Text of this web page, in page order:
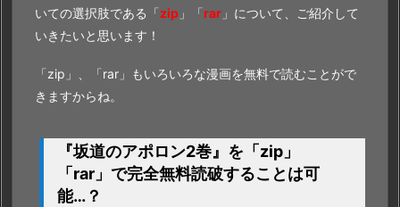
いての選択肢である「zip 」「rar 」について、ご紹介して
いきたいと思います！
「zip」、「rar」もいろいろな漫画を無料で読むことがで
きますからね。
『坂道のアポロン2巻』を「zip」
「rar」で完全無料読破することは可
能…？